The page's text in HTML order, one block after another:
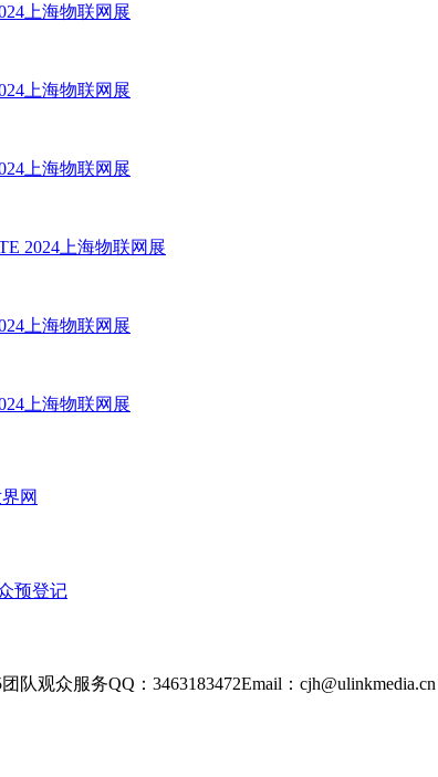
上海物联网展
上海物联网展
上海物联网展
2024上海物联网展
上海物联网展
上海物联网展
网
预登记
团队观众服务QQ：3463183472Email：cjh@ulinkmedia.cn